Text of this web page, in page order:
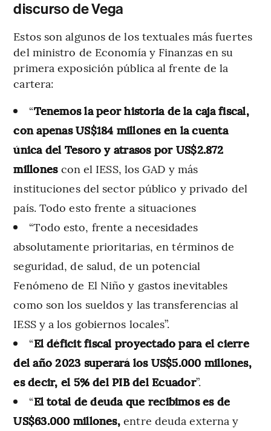
discurso de Vega
Estos son algunos de los textuales más fuertes
del ministro de Economía y Finanzas en su
primera exposición pública al frente de la
cartera:
“Tenemos la peor historia de la caja fiscal,
con apenas US$184 millones en la cuenta
única del Tesoro y atrasos por US$2.872
millones con el IESS, los GAD y más
instituciones del sector público y privado del
país. Todo esto frente a situaciones
“Todo esto, frente a necesidades
absolutamente prioritarias, en términos de
seguridad, de salud, de un potencial
Fenómeno de El Niño y gastos inevitables
como son los sueldos y las transferencias al
IESS y a los gobiernos locales”.
“El déficit fiscal proyectado para el cierre
del año 2023 superará los US$5.000 millones,
es decir, el 5% del PIB del Ecuador”.
“El total de deuda que recibimos es de
US$63.000 millones,entre deuda externa y